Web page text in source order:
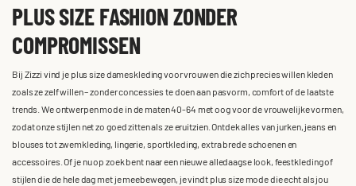
PLUS SIZE FASHION ZONDER
COMPROMISSEN
Bij Zizzi vind je plus size dameskleding voor vrouwen die zich precies willen kleden
zoals ze zelf willen – zonder concessies te doen aan pasvorm, comfort of de laatste
trends. We ontwerpen mode in de maten 40-64 met oog voor de vrouwelijke vormen,
zodat onze stijlen net zo goed zitten als ze eruitzien. Ontdek alles van jurken, jeans en
blouses tot zwemkleding, lingerie, sportkleding, extra brede schoenen en
accessoires. Of je nu op zoek bent naar een nieuwe alledaagse look, feestkleding of
stijlen die de hele dag met je meebewegen, je vindt plus size mode die echt als jou